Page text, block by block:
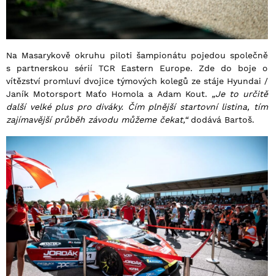
Na Masarykově okruhu piloti šampionátu pojedou společně
s partnerskou sérií TCR Eastern Europe. Zde do boje o
vítězství promluví dvojice týmových kolegů ze stáje Hyundai /
Janík Motorsport Maťo Homola a Adam Kout. „Je to určitě
další velké plus pro diváky. Čím plnější startovní listina, tím
zajímavější průběh závodu můžeme čekat,“ dodává Bartoš.